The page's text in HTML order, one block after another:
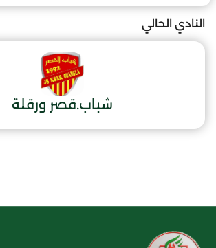
النادي الحالي
شباب.قصر ورقلة